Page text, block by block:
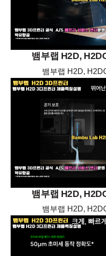
뱀부랩 H2D,
뱀부랩 H2D,
뱀부랩 H2D,
뱀부랩 H2D,